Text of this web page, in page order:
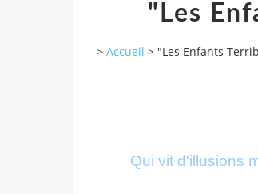
"Les
> Accueil > "Les Enfants
Qui vit d'illusions